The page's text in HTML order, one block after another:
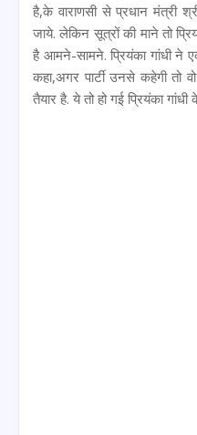
है,के वाराणसी से प्रधान मंत्री
जाये. लेकिन सूत्रों की माने तो
है आमने-सामने. प्रियंका गांधी ने
कहा,अगर पार्टी उनसे कहेगी तो
तैयार है. ये तो हो गई प्रियंका